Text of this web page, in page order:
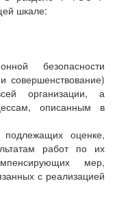
шкале:
безопасности
совершенствование)
организации, а
описанным в
оценке,
работ по их
мер,
с реализацией